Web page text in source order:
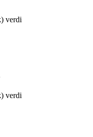
verdi
verdi